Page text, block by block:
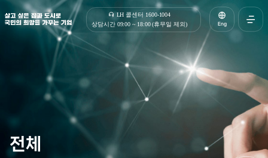
살고 싶은 집과 도시로 국민의 희망을 가꾸는 기업 | 한국토지주택공사
LH 콜센터 1600-1004
상담시간 09:00 ~ 18:00 (휴무일 제외)
Eng
전체